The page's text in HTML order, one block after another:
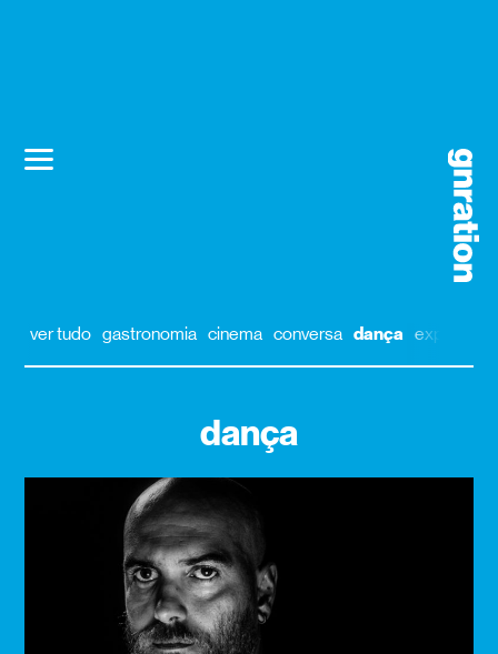
ver tudo gastronomia cinema conversa dança exposição
dança